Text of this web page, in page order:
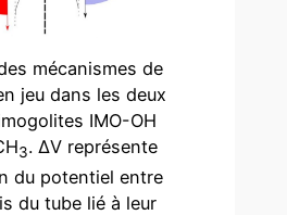
mécanismes de
jeu dans les deux
IMO-OH
3. ΔV représente
du potentiel entre
du tube lié à leur